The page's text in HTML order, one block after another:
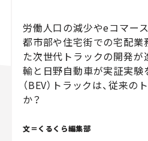
労働人口の減少やeコマー
都市部や住宅街での宅配業
た次世代トラックの開発が
輸と日野自動車が実証実験
（BEV）トラックは、従来
か？
文＝くるくら編集部
Campaign
人気のハッシュタグ
スズキ ジムニー｜Suzuki Jimny
マツダ｜Mazda
マツダ ロード